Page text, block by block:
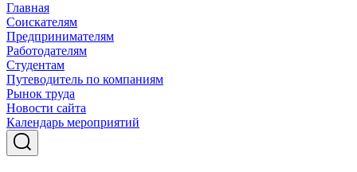
Главная
Соискателям
Предпринимателям
Работодателям
Студентам
Путеводитель по компаниям
Рынок труда
Новости сайта
Календарь мероприятий